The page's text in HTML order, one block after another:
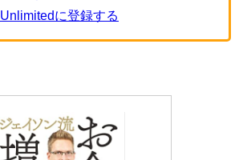
に登録する